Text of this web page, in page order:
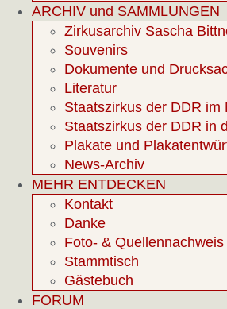
ARCHIV und SAMMLUNGEN
Zirkusarchiv Sascha
Souvenirs
Dokumente und
Literatur
Staatszirkus der DDR im
Staatszirkus der DDR in
Plakate und
News-Archiv
MEHR ENTDECKEN
Kontakt
Danke
Foto- & Quellennachweis
Stammtisch
Gästebuch
FORUM